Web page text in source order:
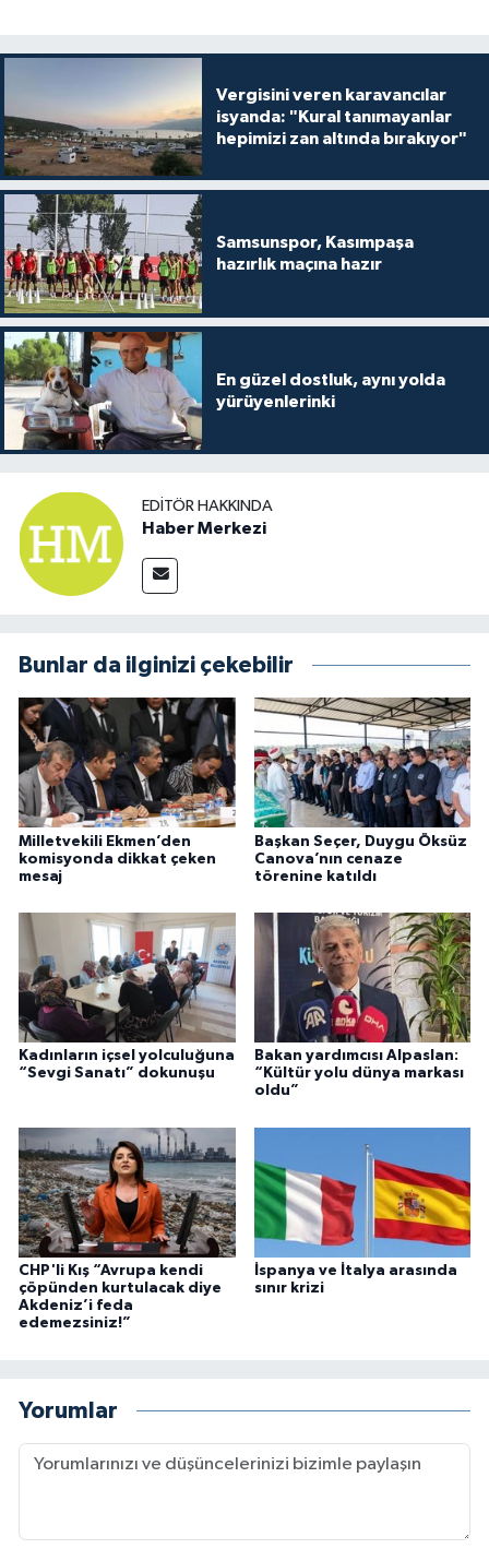
Vergisini veren karavancılar
isyanda: "Kural tanımayanlar
hepimizi zan altında bırakıyor"
Samsunspor, Kasımpaşa
hazırlık maçına hazır
En güzel dostluk, aynı yolda
yürüyenlerinki
EDITÖR HAKKINDA
Haber Merkezi
Bunlar da ilginizi çekebilir
Milletvekili Ekmen’den
komisyonda dikkat çeken
mesaj
Başkan Seçer, Duygu Öksüz
Canova’nın cenaze
törenine katıldı
Kadınların içsel yolculuğuna
“Sevgi Sanatı” dokunuşu
Bakan yardımcısı Alpaslan:
“Kültür yolu dünya markası
oldu”
CHP'li Kış “Avrupa kendi
çöpünden kurtulacak diye
Akdeniz’i feda
edemezsiniz!”
İspanya ve İtalya arasında
sınır krizi
Yorumlar